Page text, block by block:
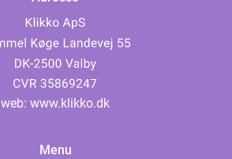
web: www.klikko.dk
Menu